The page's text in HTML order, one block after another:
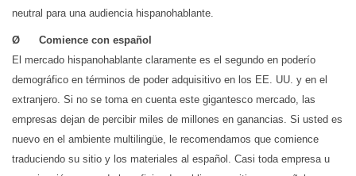
neutral para una audiencia hispanohablante.
Ø Comience con español
El mercado hispanohablante claramente es el segundo en poderío
demográfico en términos de poder adquisitivo en los EE. UU. y en el
extranjero. Si no se toma en cuenta este gigantesco mercado, las
empresas dejan de percibir miles de millones en ganancias. Si usted es
nuevo en el ambiente multilingüe, le recomendamos que comience
traduciendo su sitio y los materiales al español. Casi toda empresa u